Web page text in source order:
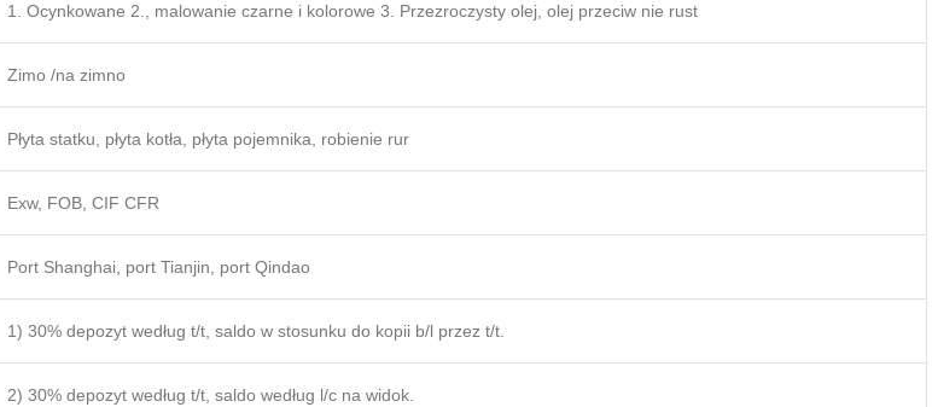
1. Ocynkowane 2., malowanie czarne i kolorowe 3. Przezroczysty olej, olej przeciw nie rust
Zimo /na zimno
Płyta statku, płyta kotła, płyta pojemnika, robienie rur
Exw, FOB, CIF CFR
Port Shanghai, port Tianjin, port Qindao
1) 30% depozyt według t/t, saldo w stosunku do kopii b/l przez t/t.
2) 30% depozyt według t/t, saldo według l/c na widok.